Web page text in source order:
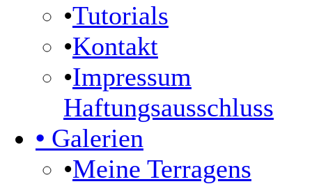
•Tutorials
•Kontakt
•Impressum
Haftungsausschluss
• Galerien
•Meine Terragens